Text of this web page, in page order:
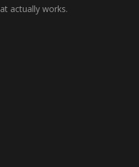
actually works.